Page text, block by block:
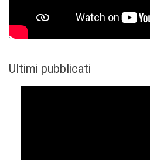
Ultimi pubblicati